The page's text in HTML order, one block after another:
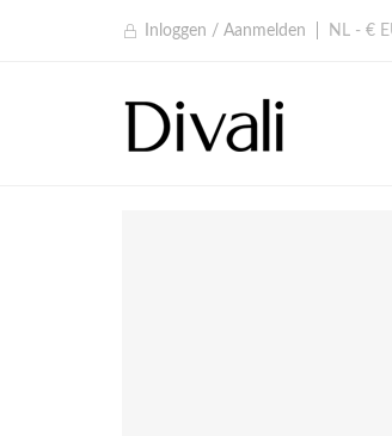
Inloggen / Aanmelden NL - €